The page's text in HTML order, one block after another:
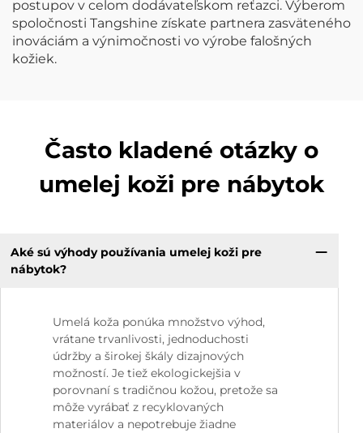
postupov v celom dodávateľskom reťazci. Výberom
spoločnosti Tangshine získate partnera zasväteného
inováciám a výnimočnosti vo výrobe falošných
kožiek.
Často kladené otázky o
umelej koži pre nábytok
Aké sú výhody používania umelej koži pre
nábytok?
Umelá koža ponúka množstvo výhod,
vrátane trvanlivosti, jednoduchosti
údržby a širokej škály dizajnových
možností. Je tiež ekologickejšia v
porovnaní s tradičnou kožou, pretože sa
môže vyrábať z recyklovaných
materiálov a nepotrebuje žiadne